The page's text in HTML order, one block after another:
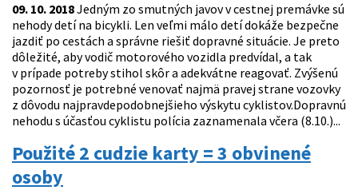
09. 10. 2018Jedným zo smutných javov v cestnej premávke sú
nehody detí na bicykli. Len veľmi málo detí dokáže bezpečne
jazdiť po cestách a správne riešiť dopravné situácie. Je preto
dôležité, aby vodič motorového vozidla predvídal, a tak
v prípade potreby stihol skôr a adekvátne reagovať. Zvýšenú
pozornosť je potrebné venovať najmä pravej strane vozovky
z dôvodu najpravdepodobnejšieho výskytu cyklistov.Dopravnú
nehodu s účasťou cyklistu polícia zaznamenala včera (8.10.)...
Použité 2 cudzie karty = 3 obvinené
osoby